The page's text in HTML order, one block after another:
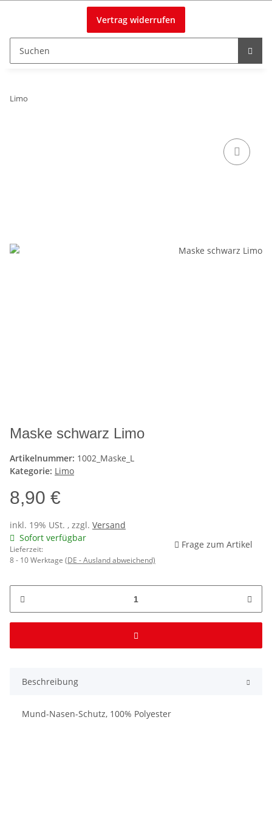
Vertrag widerrufen
Limo
Maske schwarz Limo
Artikelnummer: 1002_Maske_L
Kategorie: Limo
8,90 €
inkl. 19% USt. , zzgl. Versand
Sofort verfügbar
Lieferzeit:
8 - 10 Werktage (DE - Ausland abweichend)
Frage zum Artikel
Beschreibung
Mund-Nasen-Schutz, 100% Polyester